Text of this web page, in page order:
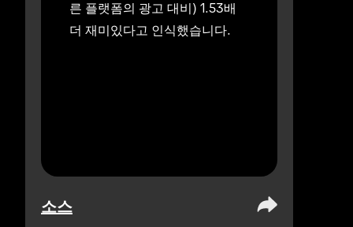
른 플랫폼의 광고 대비) 1.53배
더 재미있다고 인식했습니다.
소스